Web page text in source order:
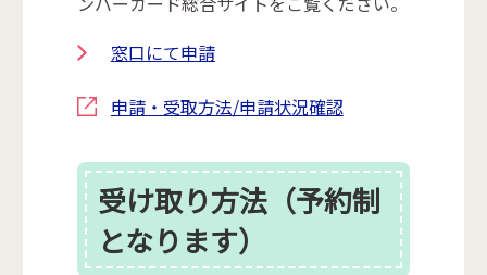
窓口にて申請
申請・受取方法/申請状況確認
受け取り方法（予約制
となります）